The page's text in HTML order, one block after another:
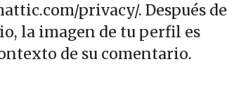
privacy/. Después de
la imagen de tu perfil es
de su comentario.